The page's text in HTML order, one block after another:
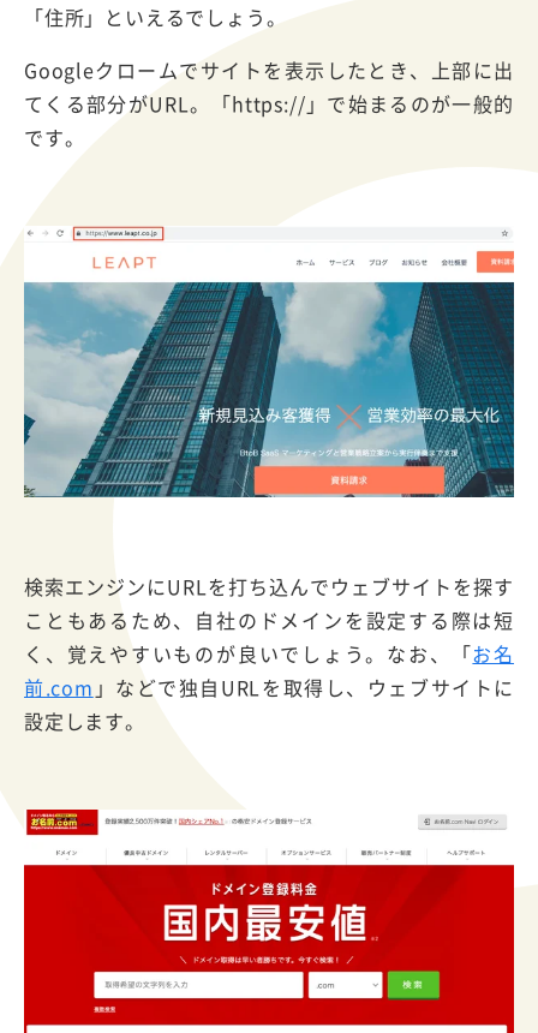
「住所」といえるでしょう。
Googleクロームでサイトを表示したとき、上部に出
てくる部分がURL。「https://」で始まるのが一般的
です。
検索エンジンにURLを打ち込んでウェブサイトを探す
こともあるため、自社のドメインを設定する際は短
く、覚えやすいものが良いでしょう。なお、「お名
前.com 」などで独自URLを取得し、ウェブサイトに
設定します。